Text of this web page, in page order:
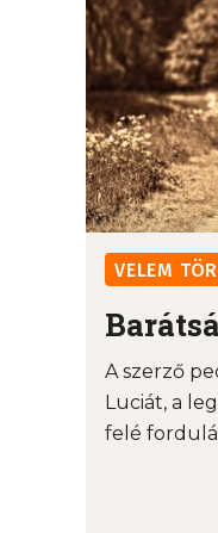
VELEM
A szerző
Luciát, a
felé